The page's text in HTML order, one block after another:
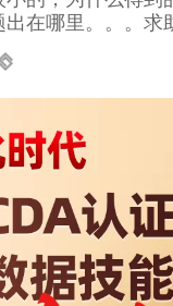
在哪里。。。求